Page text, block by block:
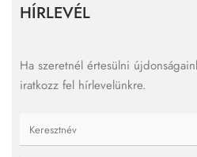
HÍRLEVÉL
Ha szeretnél értesülni
iratkozz fel hírlevelünkre.